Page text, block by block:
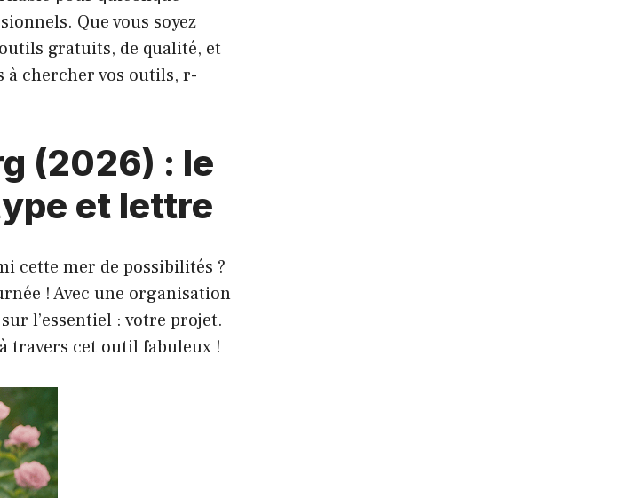
Que vous soyez
gratuits, de qualité, et
à chercher vos outils, r-
(2026) : le
et lettre
cette mer de possibilités ?
! Avec une organisation
l’essentiel : votre projet.
travers cet outil fabuleux !